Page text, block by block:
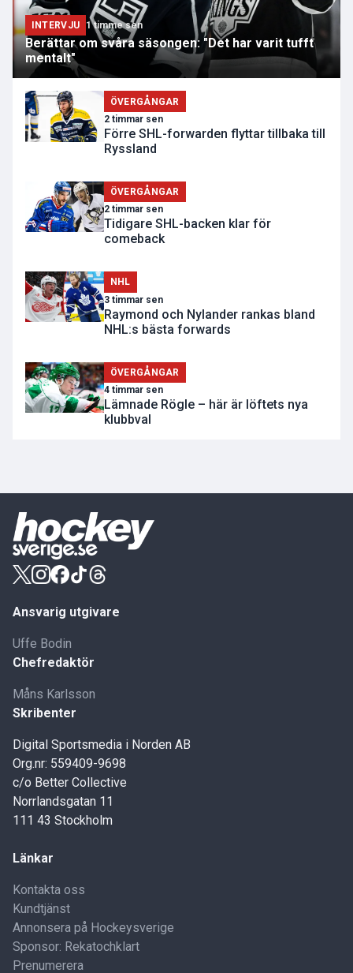
INTERVJU 1 timme sen
Berättar om svåra säsongen: "Det har varit tufft
mentalt"
ÖVERGÅNGAR
2 timmar sen
Förre SHL-forwarden flyttar tillbaka till
Ryssland
ÖVERGÅNGAR
2 timmar sen
Tidigare SHL-backen klar för
comeback
NHL
3 timmar sen
Raymond och Nylander rankas bland
NHL:s bästa forwards
ÖVERGÅNGAR
4 timmar sen
Lämnade Rögle – här är löftets nya
klubbval
Ansvarig utgivare
Uffe Bodin
Chefredaktör
Måns Karlsson
Skribenter
Digital Sportsmedia i Norden AB
Org.nr: 559409-9698
c/o Better Collective
Norrlandsgatan 11
111 43 Stockholm
Länkar
Kontakta oss
Kundtjänst
Annonsera på Hockeysverige
Sponsor: Rekatochklart
Prenumerera